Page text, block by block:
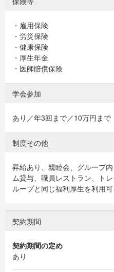
・雇用保険
・労災保険
・健康保険
・厚生年金
・医師賠償保険
学会参加
あり／年3回まで／10万円まで
制度その他
昇給あり、親睦会、グループ
ム貸与、職員レストラン、ト
ループと同じ福利厚生を利用可
契約期間
契約期間の定め
あり